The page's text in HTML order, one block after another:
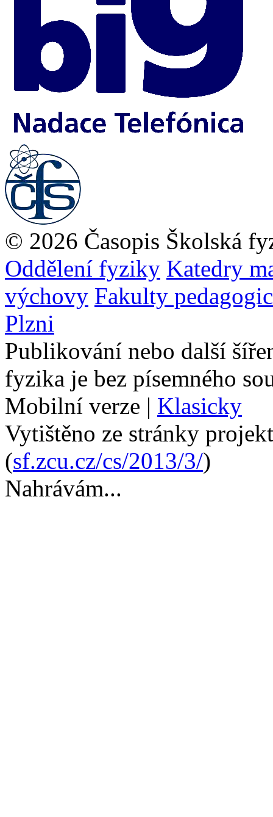
© 2026 Časopis Školská
Oddělení fyziky Katedry
výchovy Fakulty
Plzni
Publikování nebo další
fyzika je bez písemného
Mobilní verze | Klasicky
Vytištěno ze stránky
(sf.zcu.cz/cs/2013/3/)
Nahrávám...